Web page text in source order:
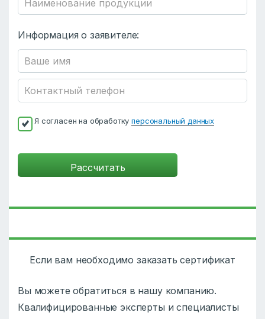
Информация о заявителе:
Я согласен на обработкуперсональный данных
Если вам необходимо заказать сертификат
Вы можете обратиться в нашу компанию.
Квалифицированные эксперты и специалисты